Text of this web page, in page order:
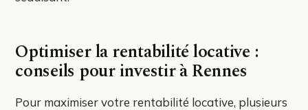
Optimiser la rentabilité locative :
conseils pour investir à Rennes
Pour maximiser votre rentabilité locative, plusieurs